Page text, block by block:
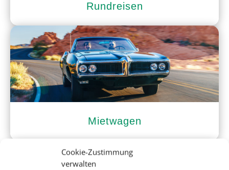
Cookie-Zustimmung
verwalten
Rundreisen
Mietwagen